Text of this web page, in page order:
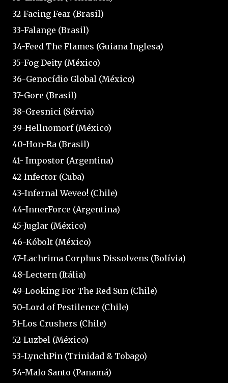
32-Facing Fear (Brasil)
33-Falange (Brasil)
34-Feed The Flames (Guiana Inglesa)
35-Fog Deity (México)
36-Genocídio Global (México)
37-Gore (Brasil)
38-Gresnici (Sérvia)
39-Hellnomorf (México)
40-Hon-Ra (Brasil)
41- Impostor (Argentina)
42-Infector (Cuba)
43-Infernal Weveo! (Chile)
44-InnerForce (Argentina)
45-Juglar (México)
46-Kóbolt (México)
47-Lachrima Corphus Dissolvens (Bolívia)
48-Lectern (Itália)
49-Looking For The Red Sun (Chile)
50-Lord of Pestilence (Chile)
51-Los Crushers (Chile)
52-Luzbel (México)
53-LynchPin (Trinidad & Tobago)
54-Malo Santo (Panamá)